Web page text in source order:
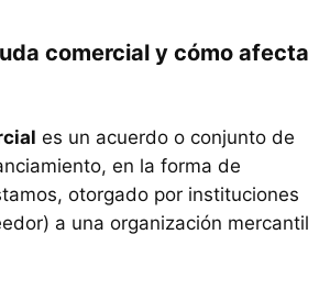
comercial y cómo afecta
es un acuerdo o conjunto de
en la forma de
otorgado por instituciones
a una organización mercantil